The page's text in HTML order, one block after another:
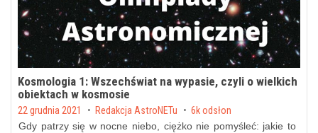
Kosmologia 1: Wszechświat na wypasie, czyli o wielkich
obiektach w kosmosie
Posted on
22 grudnia 2021 by Redakcja AstroNETu 6k odsłon
Gdy patrzy się w nocne niebo, ciężko nie pomyśleć: jakie to